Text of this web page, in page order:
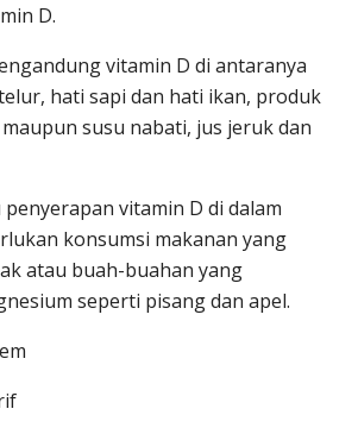
D.
vitamin D di antaranya
hati sapi dan hati ikan, produk
susu nabati, jus jeruk dan
vitamin D di dalam
konsumsi makanan yang
atau buah-buahan yang
seperti pisang dan apel.